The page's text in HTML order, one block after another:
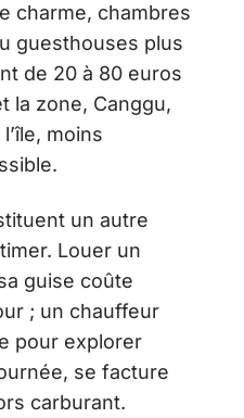
charme, chambres
guesthouses plus
de 20 à 80 euros
la zone, Canggu,
moins
un autre
Louer un
guise coûte
; un chauffeur
pour explorer
se facture
carburant.